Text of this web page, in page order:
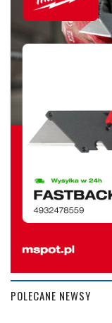
POLECANE NEWSY